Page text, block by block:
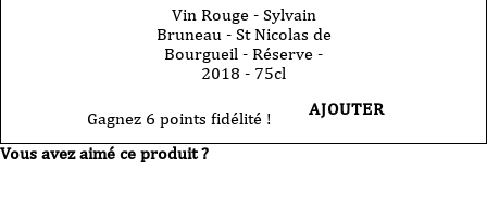
Vin Rouge - Sylvain
Bruneau - St Nicolas de
Bourgueil - Réserve -
2018 - 75cl
Gagnez 6 points fidélité ! AJOUTER
Vous avez aimé ce produit ?